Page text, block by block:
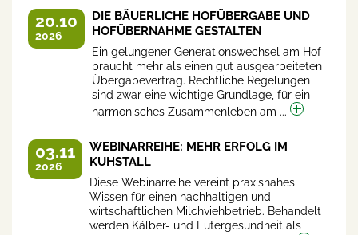
20.10
2026
DIE BÄUERLICHE HOFÜBERGABE UND
HOFÜBERNAHME GESTALTEN
Ein gelungener Generationswechsel am Hof
braucht mehr als einen gut ausgearbeiteten
Übergabevertrag. Rechtliche Regelungen
sind zwar eine wichtige Grundlage, für ein
harmonisches Zusammenleben am ...
03.11
2026
WEBINARREIHE: MEHR ERFOLG IM
KUHSTALL
Diese Webinarreihe vereint praxisnahes
Wissen für einen nachhaltigen und
wirtschaftlichen Milchviehbetrieb. Behandelt
werden Kälber- und Eutergesundheit als